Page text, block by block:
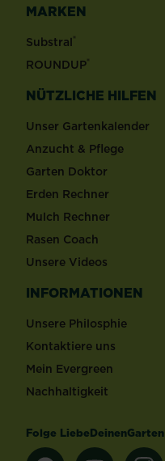
MARKEN
Substral®
ROUNDUP®
NÜTZLICHE HILFEN
Unser Gartenkalender
Anzucht & Pflege
Garten Doktor
Erden Rechner
Mulch Rechner
Rasen Coach
Unsere Videos
INFORMATIONEN
Unsere Philosphie
Kontaktiere uns
Mein Evergreen
Nachhaltigkeit
Folge LiebeDeinenGarten